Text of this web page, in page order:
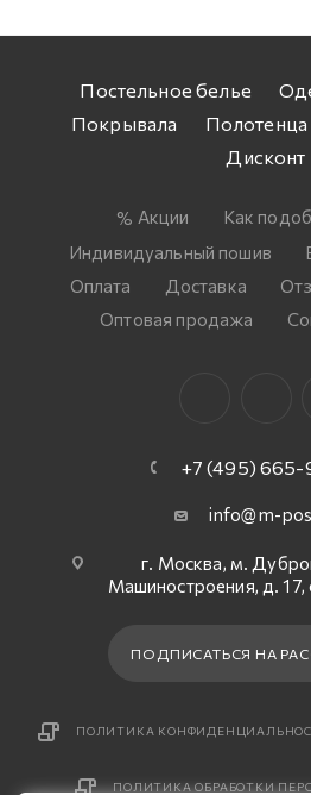
Постельное белье
Покрывала
Полотенца
Дисконт
Акции
Как
Индивидуальный пошив
Оплата
Доставка
Оптовая продажа
+7 (495)
info@m-
г. Москва, м.
Машиностроения, д. 17,
ПОДПИСАТЬСЯ НА
ПОЛИТИКА
ПОЛИТИКА ОБРАБОТКИ